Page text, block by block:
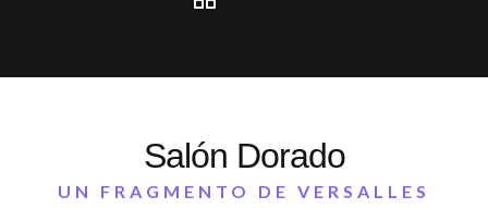
Salón Dorado
UN FRAGMENTO DE VERSALLES